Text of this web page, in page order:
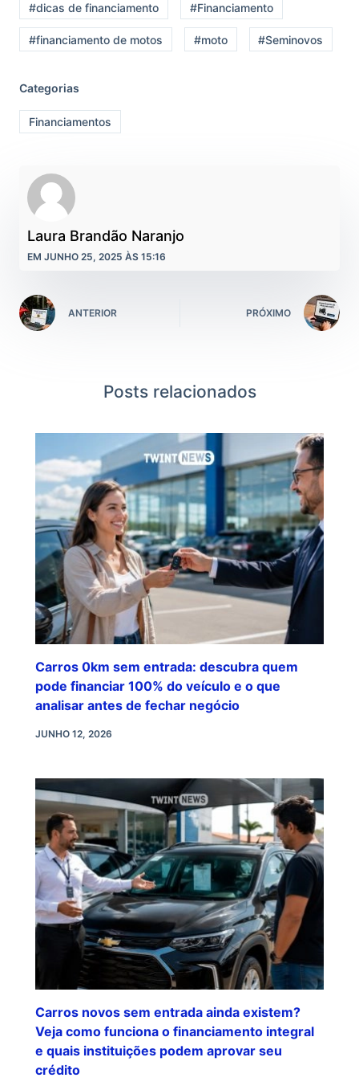
#dicas de financiamento #Financiamento
#financiamento de motos #moto #Seminovos
Categorias
Financiamentos
Laura Brandão Naranjo
EM JUNHO 25, 2025 ÀS 15:16
ANTERIOR PRÓXIMO
Posts relacionados
Carros 0km sem entrada: descubra quem
pode financiar 100% do veículo e o que
analisar antes de fechar negócio
JUNHO 12, 2026
Carros novos sem entrada ainda existem?
Veja como funciona o financiamento integral
e quais instituições podem aprovar seu
crédito